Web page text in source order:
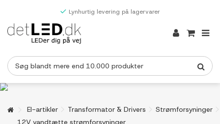
Lynhurtig levering på lagervarer
El-artikler Transformator & Drivers
Strømforsyninger
12V vandtætte strømforsyninger